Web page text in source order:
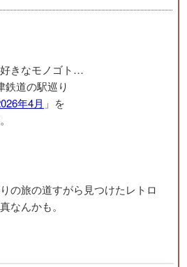
きなモノゴト…
鉄道の駅巡り
年4月 」を
の旅の道すがら見つけたレトロ
なんかも。